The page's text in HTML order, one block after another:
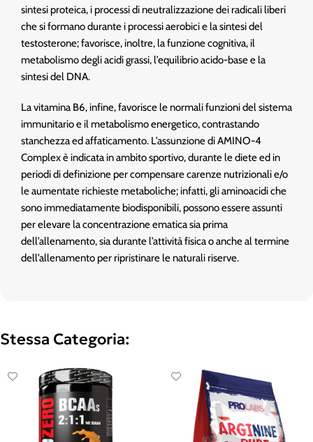
sintesi proteica, i processi di neutralizzazione dei radicali liberi
che si formano durante i processi aerobici e la sintesi del
testosterone; favorisce, inoltre, la funzione cognitiva, il
metabolismo degli acidi grassi, l’equilibrio acido-base e la
sintesi del DNA.
La vitamina B6, infine, favorisce le normali funzioni del sistema
immunitario e il metabolismo energetico, contrastando
stanchezza ed affaticamento. L’assunzione di AMINO-4
Complex è indicata in ambito sportivo, durante le diete ed in
periodi di definizione per compensare carenze nutrizionali e/o
le aumentate richieste metaboliche; infatti, gli aminoacidi che
sono immediatamente biodisponibili, possono essere assunti
per elevare la concentrazione ematica sia prima
dell’allenamento, sia durante l’attività fisica o anche al termine
dell’allenamento per ripristinare le naturali riserve.
Stessa Categoria: